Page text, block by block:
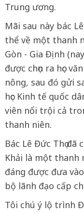
Trung ương.
Mãi sau này bác
thể về một thanh
Gòn - Gia Định
được chọn ra học
nông, sau đó gửi
học Kinh tế quốc
viên nổi trội cả
thanh niên.
Bác Lê Đức Thọ đã
Khải là một thanh
đáng được đưa
bộ lãnh đạo cấp
Tôi chú ý lộ trình